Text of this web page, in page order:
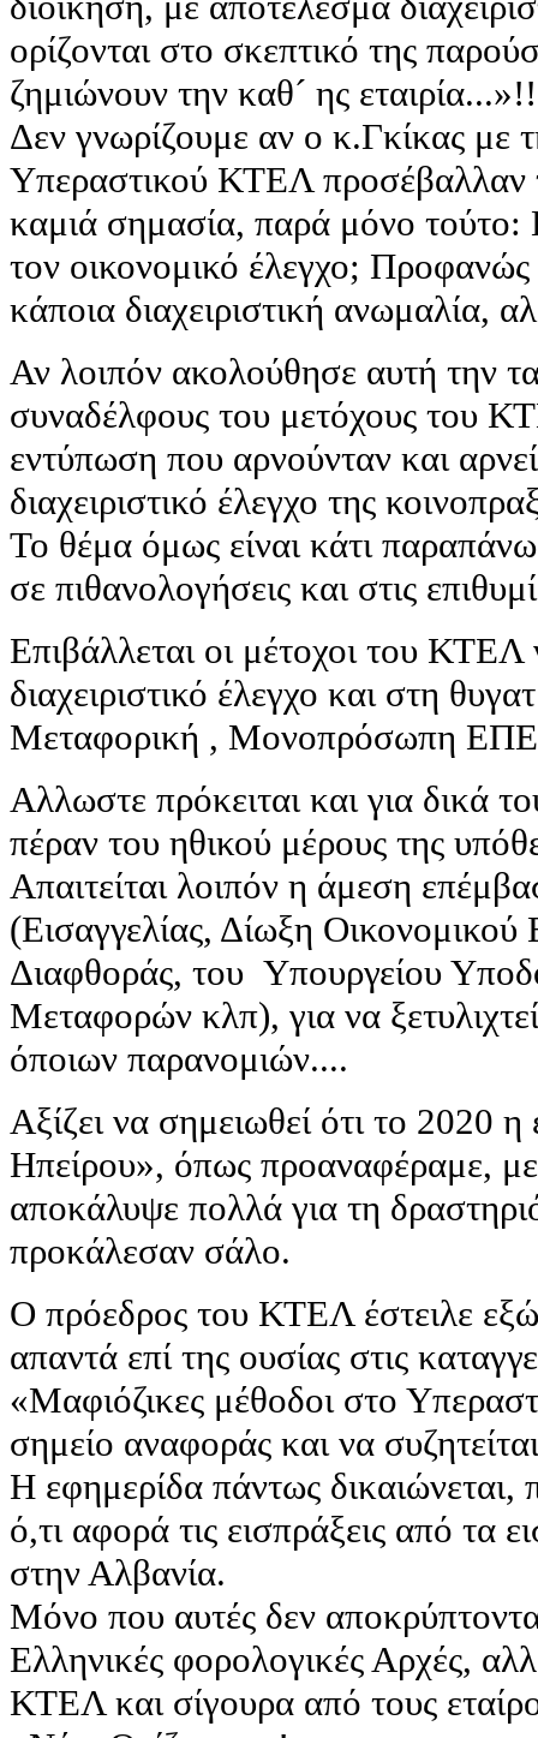
ορίζονται στο σκεπτικό της
ζημιώνουν την καθ´ ης
Δεν γνωρίζουμε αν ο κ.Γκίκας με
Υπεραστικού ΚΤΕΛ προσέβαλλαν
καμιά σημασία, παρά μόνο τούτο:
τον οικονομικό έλεγχο;
κάποια διαχειριστική ανωμαλία,
Αν λοιπόν ακολούθησε αυτή την
συναδέλφους του μετόχους του
εντύπωση που αρνούνταν και
διαχειριστικό έλεγχο της
Το θέμα όμως είναι κάτι
σε πιθανολογήσεις και στις
Επιβάλλεται οι μέτοχοι του ΚΤΕΛ
διαχειριστικό έλεγχο και στη
Μεταφορική , Μονοπρόσωπη ΕΠΕ»
Αλλωστε πρόκειται και για δικά
πέραν του ηθικού μέρους της
Απαιτείται λοιπόν η άμεση
(Εισαγγελίας, Δίωξη Οικονομικού
Διαφθοράς, του Υπουργείου
Μεταφορών κλπ), για να
όποιων παρανομιών....
Αξίζει να σημειωθεί ότι το 2020
Ηπείρου», όπως προαναφέραμε,
αποκάλυψε πολλά για τη
προκάλεσαν σάλο.
Ο πρόεδρος του ΚΤΕΛ έστειλε
απαντά επί της ουσίας στις
«Μαφιόζικες μέθοδοι στο
σημείο αναφοράς και να
Η εφημερίδα πάντως
ό,τι αφορά τις εισπράξεις από τα
στην Αλβανία.
Μόνο που αυτές δεν
Ελληνικές φορολογικές Αρχές,
ΚΤΕΛ και σίγουρα από τους